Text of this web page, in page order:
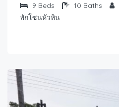
9 Beds 10 Baths
พักโซนหัวหิน